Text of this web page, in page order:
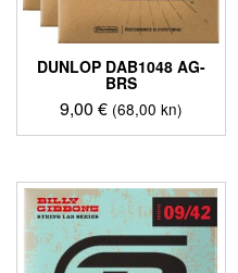
DUNLOP DAB1048 AG-
BRS
9,00€ (68,00 kn)